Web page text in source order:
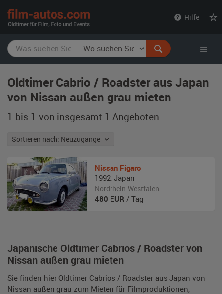
Hilfe
Oldtimer Cabrio / Roadster aus Japan
von Nissan außen grau mieten
1 bis 1 von insgesamt 1 Angeboten
Sortieren nach: Neuzugänge
Japanische Oldtimer Cabrios / Roadster von
Nissan außen grau mieten
Sie finden hier Oldtimer Cabrios / Roadster aus Japan von
Nissan außen grau zum Mieten für Filmproduktionen,
Nissan Figaro
1992, Japan
Nordrhein-Westfalen
480 EUR / Tag